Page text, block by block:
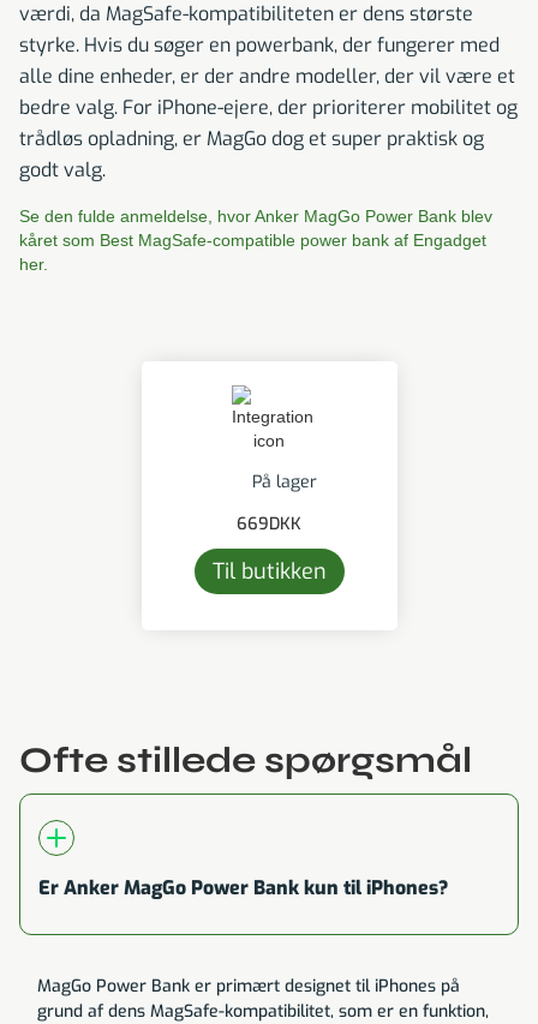
værdi, da MagSafe-kompatibiliteten er dens største
styrke. Hvis du søger en powerbank, der fungerer med
alle dine enheder, er der andre modeller, der vil være et
bedre valg. For iPhone-ejere, der prioriterer mobilitet og
trådløs opladning, er MagGo dog et super praktisk og
godt valg.
Se den fulde anmeldelse, hvor Anker MagGo Power Bank blev
kåret som Best MagSafe-compatible power bank af Engadget
her.
På lager
669DKK
Til butikken
Ofte stillede spørgsmål
Er Anker MagGo Power Bank kun til iPhones?
MagGo Power Bank er primært designet til iPhones på
grund af dens MagSafe-kompatibilitet, som er en funktion,